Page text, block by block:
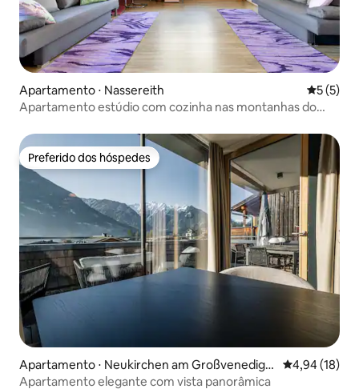
Apartamento ⋅ Nassereith 5 de
5 (5)
Apartamento estúdio com cozinha nas montanhas do
Preferido dos hóspedes
Preferido dos hóspedes
Apartamento ⋅ Neukirchen am Großvenedige
r
4,94 de uma
4,94 (18)
Apartamento elegante com vista panorâmica